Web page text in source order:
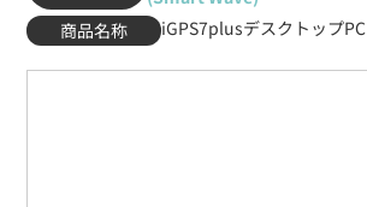
商品名称
iGPS7plusデスクトップPC